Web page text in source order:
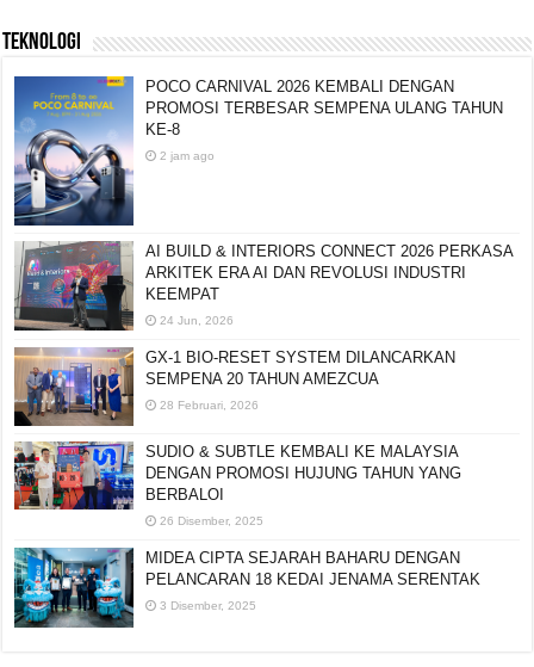
POCO CARNIVAL 2026 KEMBALI DENGAN
PROMOSI TERBESAR SEMPENA ULANG TAHUN
KE-8
AI BUILD & INTERIORS CONNECT 2026 PERKASA
ARKITEK ERA AI DAN REVOLUSI INDUSTRI
KEEMPAT
GX-1 BIO-RESET SYSTEM DILANCARKAN
SEMPENA 20 TAHUN AMEZCUA
SUDIO & SUBTLE KEMBALI KE MALAYSIA
DENGAN PROMOSI HUJUNG TAHUN YANG
BERBALOI
MIDEA CIPTA SEJARAH BAHARU DENGAN
PELANCARAN 18 KEDAI JENAMA SERENTAK